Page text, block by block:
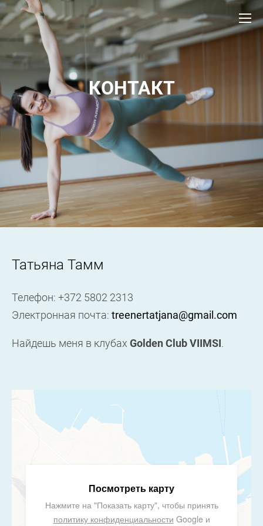
КОНТАКТ
Taтьяна Тамм
Телефон: +372 5802 2313
Электронная почта: treenertatjana@gmail.com
Найдешь меня в клубах Golden Club VIIMSI.
Посмотреть карту
Нажмите на "Показать карту", чтобы принять
политику конфиденциальности Google и